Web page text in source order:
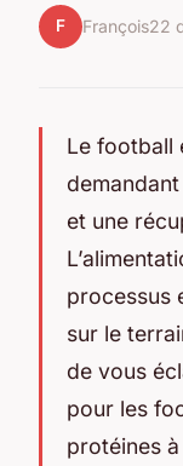
F François22
Le football
et une
processus
sur le
de vous
pour les
protéines